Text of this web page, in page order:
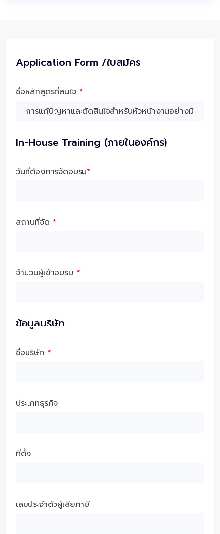
Application Form /ใบสมัคร
ชื่อหลักสูตรที่สนใจ *
In-House Training (ภายในองค์กร)
วันที่ต้องการจัดอบรม*
สถานที่จัด *
จำนวนผู้เข้าอบรม *
ข้อมูลบริษัท
ชื่อบริษัท *
ประเภทธุรกิจ
ที่ตั้ง
เลขประจำตัวผู้เสียภาษี